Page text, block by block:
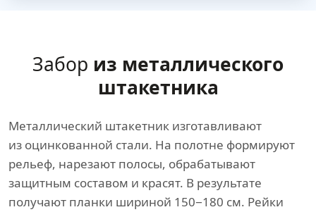
Забор из металлического
штакетника
Металлический штакетник изготавливают
из оцинкованной стали. На полотне формируют
рельеф, нарезают полосы, обрабатывают
защитным составом и красят. В результате
получают планки шириной 150−180 см. Рейки